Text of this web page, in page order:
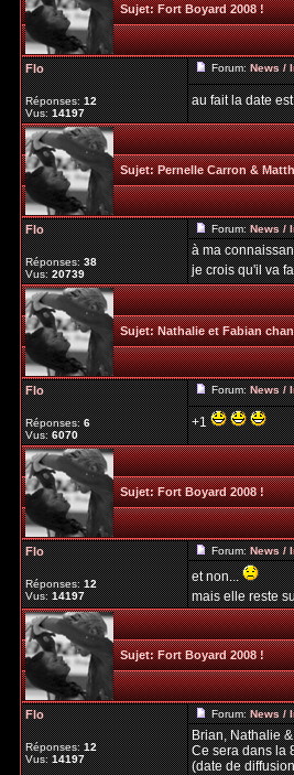
Sujet:Fort Boyard 2008 !
Flo
Réponses:12
Vus:14197
Forum:News /
au fait la date
Sujet:Pernelle Carron &
Flo
Réponses:38
Vus:20739
Forum:News /
à ma
je crois qu'il va
Sujet:Nathalie et Fabian
Flo
Réponses:6
Vus:6070
Forum:News /
+1
Sujet:Fort Boyard 2008 !
Flo
Réponses:12
Vus:14197
Forum:News /
et non...
mais elle reste
Sujet:Fort Boyard 2008 !
Flo
Réponses:12
Vus:14197
Forum:News /
Brian, Nathalie
Ce sera dans la
(date de